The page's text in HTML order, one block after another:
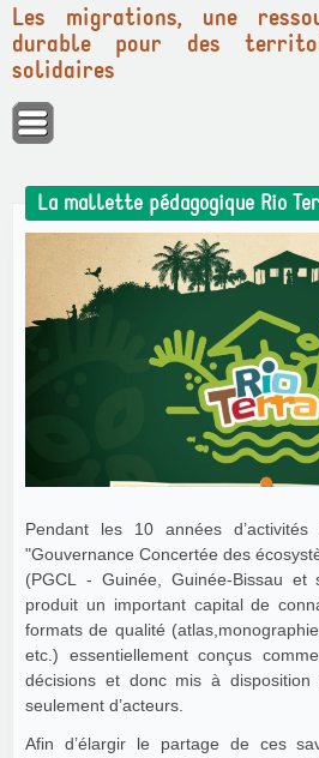
Panneau de gestion des cookies
Les migrations, une
durable pour des
solidaires
La mallette pédagogique Rio
Pendant les 10 années
"Gouvernance Concertée des
(PGCL - Guinée, Guinée-Bissau
produit un important capital de
formats de qualité
etc.) essentiellement conçus
décisions et donc mis à disposition
seulement d’acteurs.
Afin d’élargir le partage de ces